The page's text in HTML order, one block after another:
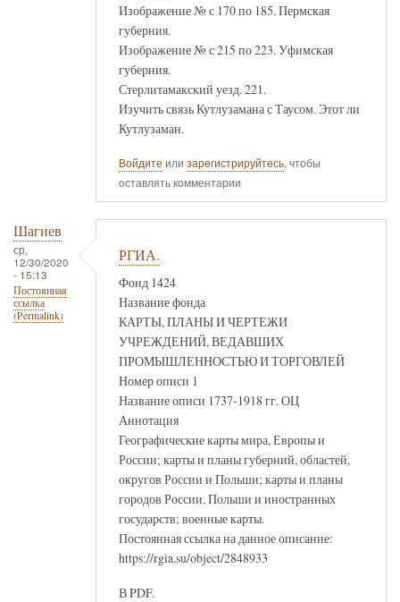
Изображение № с 170 по 185. Пермская
губерния.
Изображение № с 215 по 223. Уфимская
губерния.
Стерлитамакский уезд. 221.
Изучить связь Кутлузамана с Таусом. Этот ли
Кутлузаман.
Войдите или зарегистрируйтесь, чтобы
оставлять комментарии
Шагиев
ср,
12/30/2020
- 15:13
Постоянная
ссылка
(Permalink)
РГИА.
Фонд 1424
Название фонда
КАРТЫ, ПЛАНЫ И ЧЕРТЕЖИ
УЧРЕЖДЕНИЙ, ВЕДАВШИХ
ПРОМЫШЛЕННОСТЬЮ И ТОРГОВЛЕЙ
Номер описи 1
Название описи 1737-1918 гг. ОЦ
Аннотация
Географические карты мира, Европы и
России; карты и планы губерний, областей,
округов России и Польши; карты и планы
городов России, Польши и иностранных
государств; военные карты.
Постоянная ссылка на данное описание:
https://rgia.su/object/2848933
В PDF.